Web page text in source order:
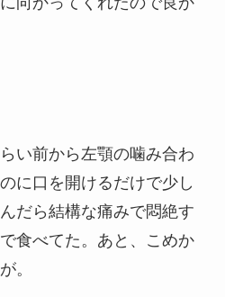
い前から左顎の噛み合わ
に口を開けるだけで少し
だら結構な痛みで悶絶す
食べてた。あと、こめか
。